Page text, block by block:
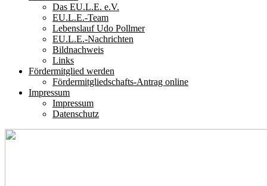
Das EU.L.E. e.V.
EU.L.E.-Team
Lebenslauf Udo Pollmer
EU.L.E.-Nachrichten
Bildnachweis
Links
Fördermitglied werden
Fördermitgliedschafts-Antrag online
Impressum
Impressum
Datenschutz